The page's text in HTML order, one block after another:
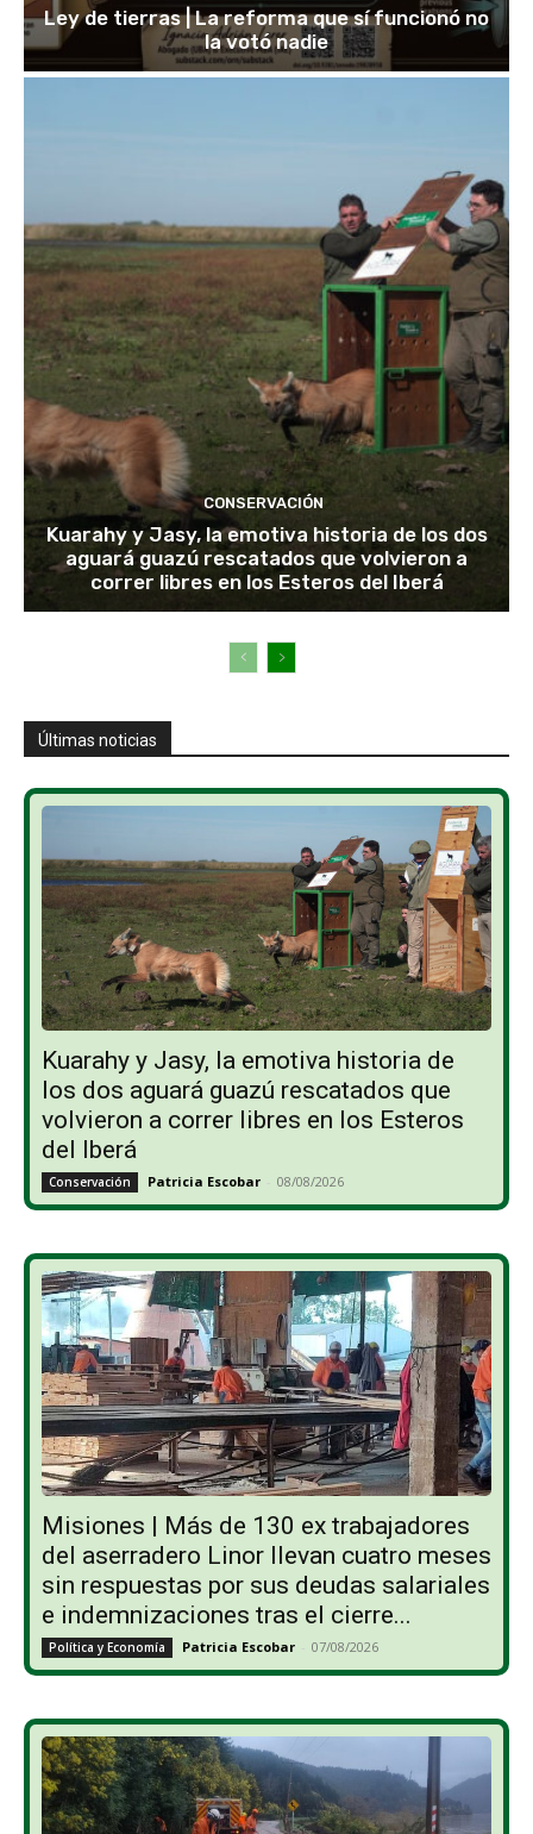
Ley de tierras | La reforma que sí funcionó no
la votó nadie
CONSERVACIÓN
Kuarahy y Jasy, la emotiva historia de los dos
aguará guazú rescatados que volvieron a
correr libres en los Esteros del Iberá
Últimas noticias
Kuarahy y Jasy, la emotiva historia de
los dos aguará guazú rescatados que
volvieron a correr libres en los Esteros
del Iberá
Conservación Patricia Escobar - 08/08/2026
Misiones | Más de 130 ex trabajadores
del aserradero Linor llevan cuatro meses
sin respuestas por sus deudas salariales
e indemnizaciones tras el cierre...
Política y Economía Patricia Escobar - 07/08/2026